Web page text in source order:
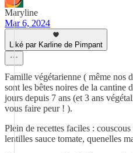
Maryline
Mar 6, 2024
Liké par Karline de Pimpant
Famille végétarienne ( même nos
sont les bêtes noires de la cantine
jours depuis 7 ans (et 3 ans
vous faire peur ! ).
Plein de recettes faciles :
lentilles sauce tomate, quenelles